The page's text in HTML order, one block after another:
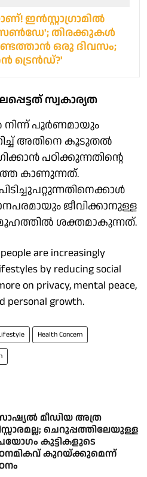
ഇൻസ്റ്റാഗ്രാമിൽ
സൺഡേ'; തിരക്കുകൾ
ഒരു ദിവസം;
സ്വകാര്യത
പൂർണമായും
അതിനെ കൂടുതൽ
പഠിക്കുന്നതിന്റെ
കാണുന്നത്.
ജീവിക്കാനുള്ള
ശക്തമാകുന്നത്.
are increasingly
by reducing social
on privacy, mental peace,
personal growth.
Health Concern
മീഡിയ അത്ര
ചെറുപ്പത്തിലേയുള്ള
കുട്ടികളുടെ
കുറയ്ക്കുമെന്ന്